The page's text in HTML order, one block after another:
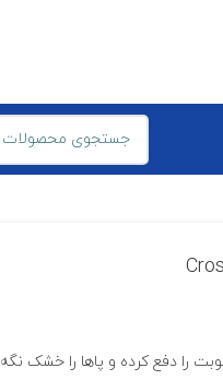
را دفع کرده و پاها را خشک نگه